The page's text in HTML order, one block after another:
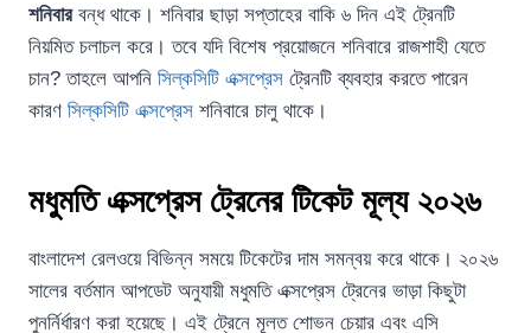
শনিবারবন্ধ থাকে। শনিবার ছাড়া সপ্তাহের বাকি ৬ দিন এই ট্রেনটি
নিয়মিত চলাচল করে। তবে যদি বিশেষ প্রয়োজনে শনিবারে রাজশাহী যেতে
চান? তাহলে আপনি সিল্কসিটি এক্সপ্রেস ট্রেনটি ব্যবহার করতে পারেন
কারণ সিল্কসিটি এক্সপ্রেস শনিবারে চালু থাকে।
মধুমতি এক্সপ্রেস ট্রেনের টিকেট মূল্য ২০২৬
বাংলাদেশ রেলওয়ে বিভিন্ন সময়ে টিকেটের দাম সমন্বয় করে থাকে। ২০২৬
সালের বর্তমান আপডেট অনুযায়ী মধুমতি এক্সপ্রেস ট্রেনের ভাড়া কিছুটা
পুনর্নির্ধারণ করা হয়েছে। এই ট্রেনে মূলত শোভন চেয়ার এবং এসি